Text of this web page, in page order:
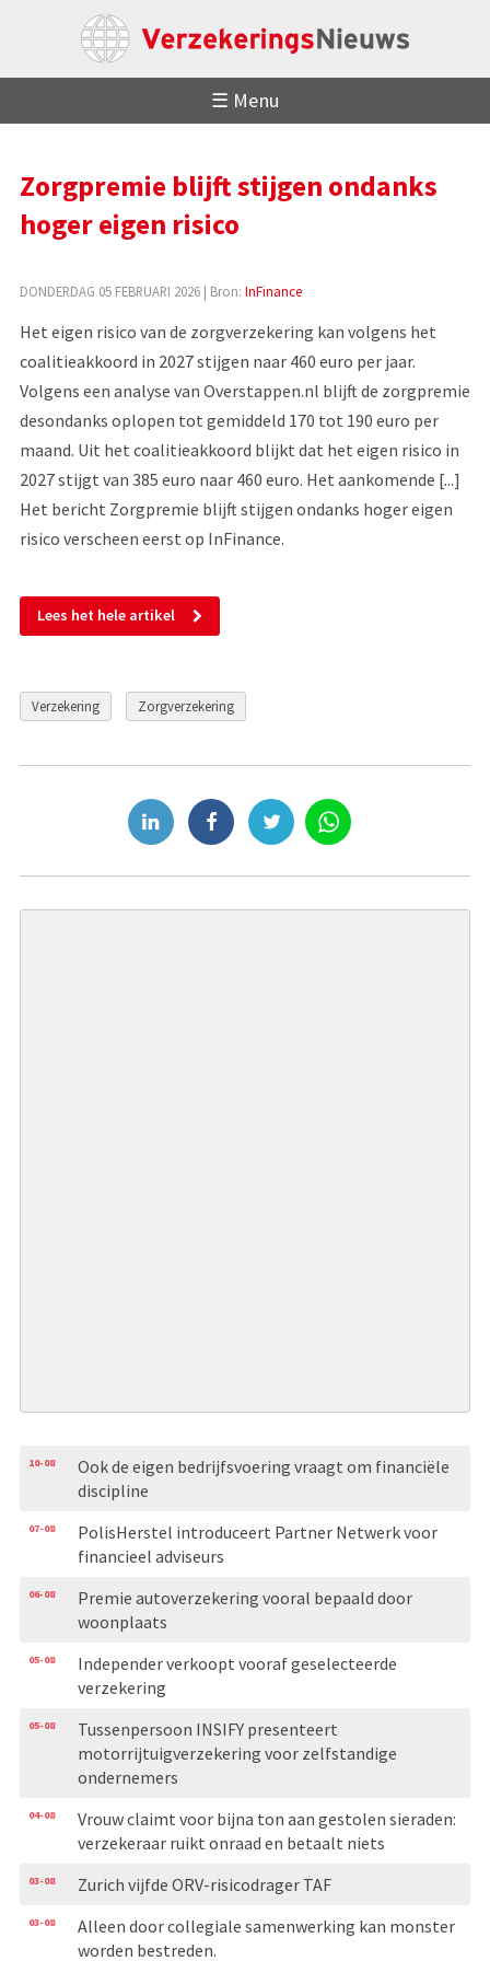
☰ Menu
Zorgpremie blijft stijgen ondanks
hoger eigen risico
DONDERDAG 05 FEBRUARI 2026| Bron: InFinance
Het eigen risico van de zorgverzekering kan volgens het
coalitieakkoord in 2027 stijgen naar 460 euro per jaar.
Volgens een analyse van Overstappen.nl blijft de zorgpremie
desondanks oplopen tot gemiddeld 170 tot 190 euro per
maand. Uit het coalitieakkoord blijkt dat het eigen risico in
2027 stijgt van 385 euro naar 460 euro. Het aankomende [...]
Het bericht Zorgpremie blijft stijgen ondanks hoger eigen
risico verscheen eerst op InFinance.
Lees het hele artikel
Verzekering Zorgverzekering
10-08
Ook de eigen bedrijfsvoering vraagt om financiële
discipline
07-08
PolisHerstel introduceert Partner Netwerk voor
financieel adviseurs
06-08
Premie autoverzekering vooral bepaald door
woonplaats
05-08
Independer verkoopt vooraf geselecteerde
verzekering
05-08
Tussenpersoon INSIFY presenteert
motorrijtuigverzekering voor zelfstandige
ondernemers
04-08
Vrouw claimt voor bijna ton aan gestolen sieraden:
verzekeraar ruikt onraad en betaalt niets
03-08 Zurich vijfde ORV-risicodrager TAF
03-08
Alleen door collegiale samenwerking kan monster
worden bestreden.